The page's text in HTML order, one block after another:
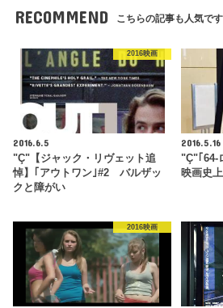
RECOMMEND こちらの記事も人気です
2016映画
2016.6.5
"Ç"【ジャック・リヴェット追
悼】｢アウトワン｣#2 バルザッ
クと障がい
2016.5.16
"Ç"｢64-
映画史
2016映画